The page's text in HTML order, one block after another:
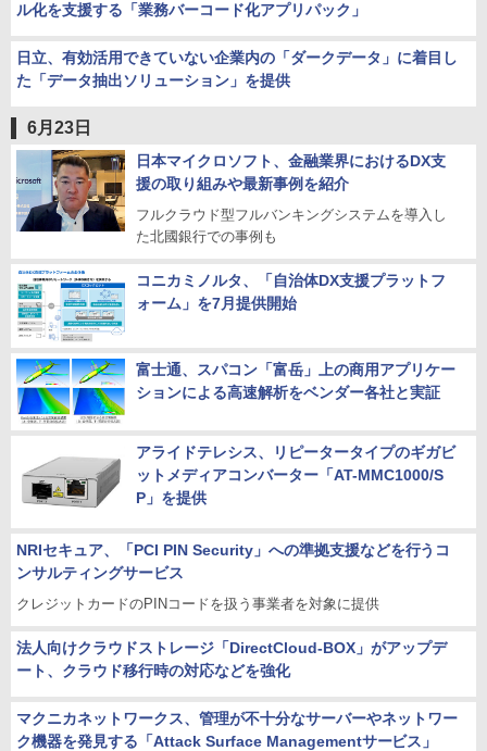
ル化を支援する「業務バーコード化アプリパック」
日立、有効活用できていない企業内の「ダークデータ」に着目し
た「データ抽出ソリューション」を提供
6月23日
日本マイクロソフト、金融業界におけるDX支
援の取り組みや最新事例を紹介
フルクラウド型フルバンキングシステムを導入し
た北國銀行での事例も
コニカミノルタ、「自治体DX支援プラットフ
ォーム」を7月提供開始
富士通、スパコン「富岳」上の商用アプリケー
ションによる高速解析をベンダー各社と実証
アライドテレシス、リピータータイプのギガビ
ットメディアコンバーター「AT-MMC1000/S
P」を提供
NRIセキュア、「PCI PIN Security」への準拠支援などを行うコ
ンサルティングサービス
クレジットカードのPINコードを扱う事業者を対象に提供
法人向けクラウドストレージ「DirectCloud-BOX」がアップデ
ート、クラウド移行時の対応などを強化
マクニカネットワークス、管理が不十分なサーバーやネットワー
ク機器を発見する「Attack Surface Managementサービス」